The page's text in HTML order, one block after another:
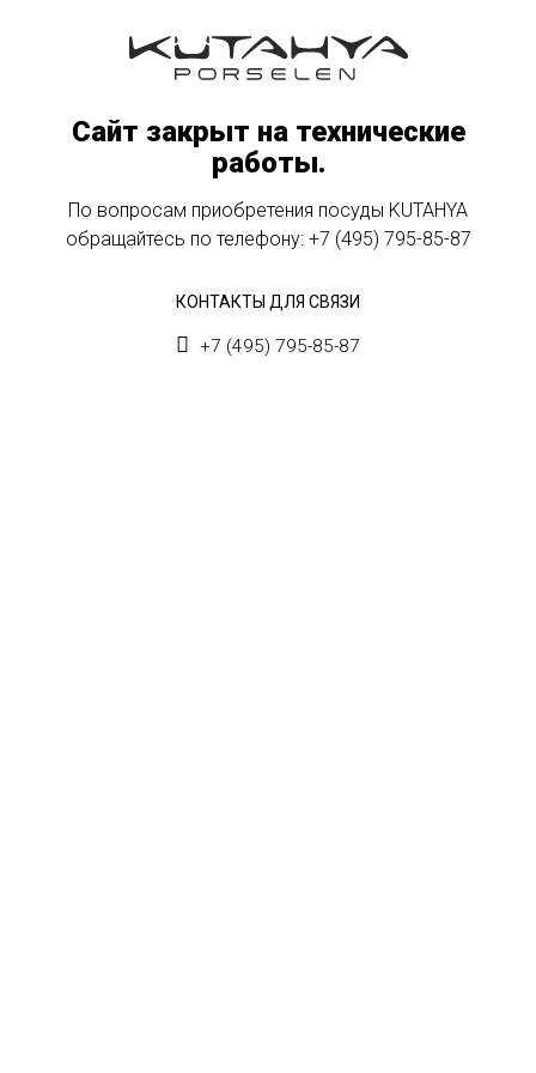
Сайт закрыт на технические
работы.
По вопросам приобретения посуды KUTAHYA
обращайтесь по телефону: +7 (495) 795-85-87
КОНТАКТЫ ДЛЯ СВЯЗИ
+7 (495) 795-85-87